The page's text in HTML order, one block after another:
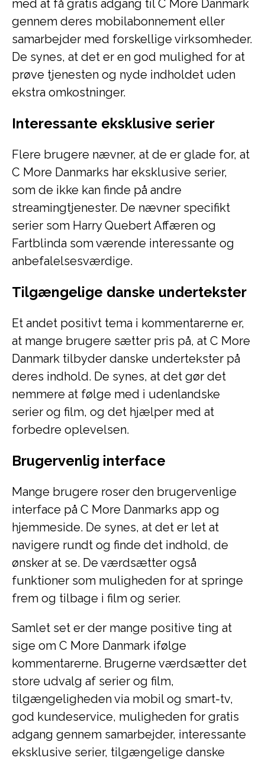
med at få gratis adgang til C More Danmark
gennem deres mobilabonnement eller
samarbejder med forskellige virksomheder.
De synes, at det er en god mulighed for at
prøve tjenesten og nyde indholdet uden
ekstra omkostninger.
Interessante eksklusive serier
Flere brugere nævner, at de er glade for, at
C More Danmarks har eksklusive serier,
som de ikke kan finde på andre
streamingtjenester. De nævner specifikt
serier som Harry Quebert Affæren og
Fartblinda som værende interessante og
anbefalelsesværdige.
Tilgængelige danske undertekster
Et andet positivt tema i kommentarerne er,
at mange brugere sætter pris på, at C More
Danmark tilbyder danske undertekster på
deres indhold. De synes, at det gør det
nemmere at følge med i udenlandske
serier og film, og det hjælper med at
forbedre oplevelsen.
Brugervenlig interface
Mange brugere roser den brugervenlige
interface på C More Danmarks app og
hjemmeside. De synes, at det er let at
navigere rundt og finde det indhold, de
ønsker at se. De værdsætter også
funktioner som muligheden for at springe
frem og tilbage i film og serier.
Samlet set er der mange positive ting at
sige om C More Danmark ifølge
kommentarerne. Brugerne værdsætter det
store udvalg af serier og film,
tilgængeligheden via mobil og smart-tv,
god kundeservice, muligheden for gratis
adgang gennem samarbejder, interessante
eksklusive serier, tilgængelige danske